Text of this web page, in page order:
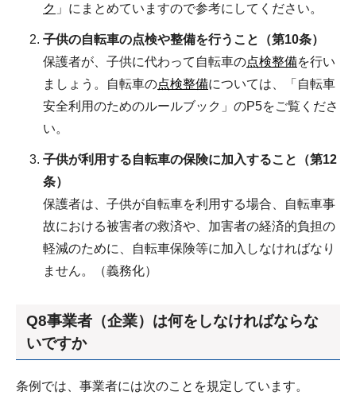
ク 」にまとめていますので参考にしてください。
子供の自転車の点検や整備を行うこと（第10条）
保護者が、子供に代わって自転車の点検整備を行い
ましょう。自転車の点検整備については、「自転車
安全利用のためのルールブック」のP5をご覧くださ
い。
子供が利用する自転車の保険に加入すること（第12
条）
保護者は、子供が自転車を利用する場合、自転車事
故における被害者の救済や、加害者の経済的負担の
軽減のために、自転車保険等に加入しなければなり
ません。（義務化）
Q8事業者（企業）は何をしなければならな
いですか
条例では、事業者には次のことを規定しています。